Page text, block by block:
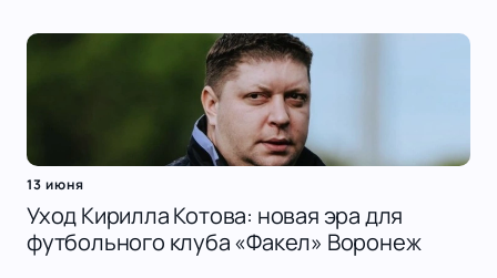
13 июня
Уход Кирилла Котова: новая эра для
футбольного клуба «Факел» Воронеж